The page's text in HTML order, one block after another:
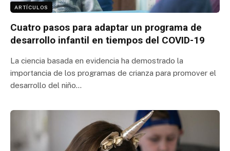
ARTÍCULOS
Cuatro pasos para adaptar un programa de
desarrollo infantil en tiempos del COVID-19
La ciencia basada en evidencia ha demostrado la
importancia de los programas de crianza para promover el
desarrollo del niño…